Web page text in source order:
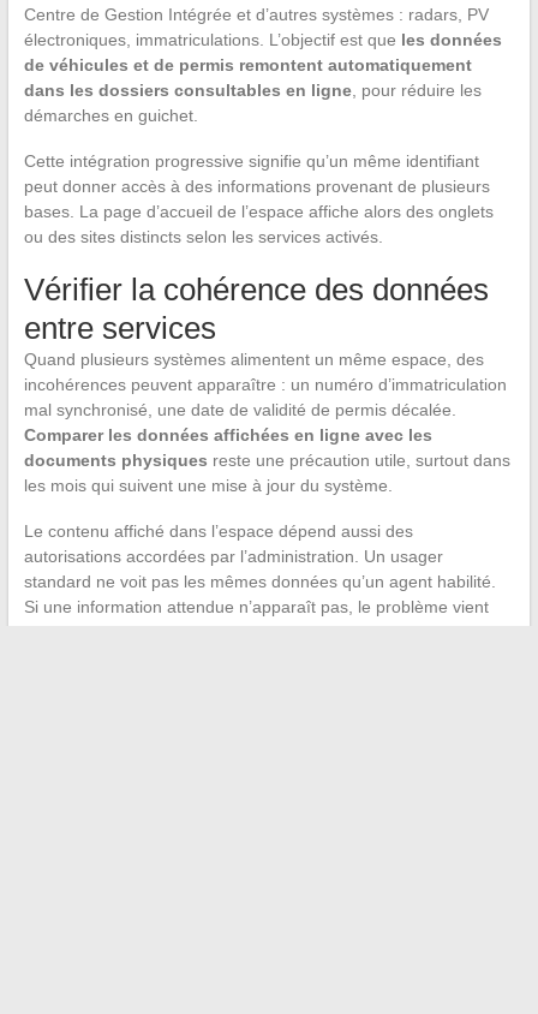
Centre de Gestion Intégrée et d’autres systèmes : radars, PV
électroniques, immatriculations. L’objectif est que les données
de véhicules et de permis remontent automatiquement
dans les dossiers consultables en ligne, pour réduire les
démarches en guichet.
Cette intégration progressive signifie qu’un même identifiant
peut donner accès à des informations provenant de plusieurs
bases. La page d’accueil de l’espace affiche alors des onglets
ou des sites distincts selon les services activés.
Vérifier la cohérence des données
entre services
Quand plusieurs systèmes alimentent un même espace, des
incohérences peuvent apparaître : un numéro d’immatriculation
mal synchronisé, une date de validité de permis décalée.
Comparer les données affichées en ligne avec les
documents physiques reste une précaution utile, surtout dans
les mois qui suivent une mise à jour du système.
Le contenu affiché dans l’espace dépend aussi des
autorisations accordées par l’administration. Un usager
standard ne voit pas les mêmes données qu’un agent habilité.
Si une information attendue n’apparaît pas, le problème vient